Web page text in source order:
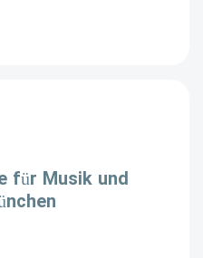
für Musik und